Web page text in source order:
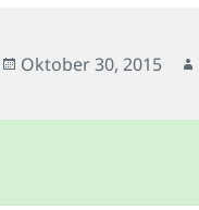
Veröffentlicht
Oktober 30, 2015